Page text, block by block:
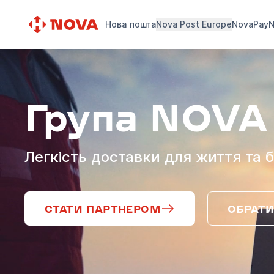
Нова поштаNova Post EuropeNovaPay
Група NOVA
Легкість доставки для життя та
СТАТИ ПАРТНЕРОМ